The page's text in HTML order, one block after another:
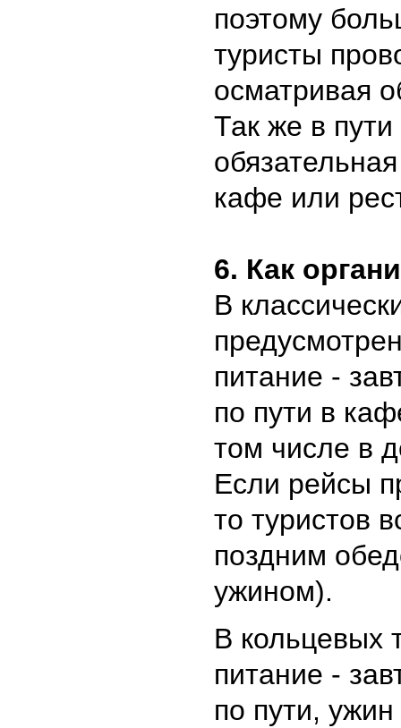
поэтому
туристы
осматривая
Так же в
кафе или
6. Как
В
питание -
по пути в
том числе в
Если рейсы
то туристов
поздним
ужином).
В кольцевых
питание -
по пути,